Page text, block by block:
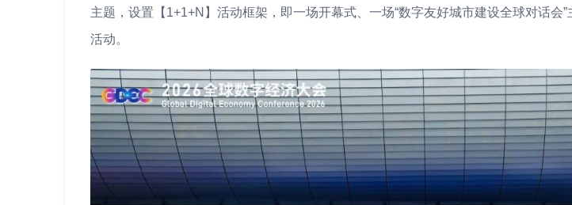
主题，设置【1+1+N】活动框架，即一场开幕式、一场“数字友好城市建设全球对话会
活动。